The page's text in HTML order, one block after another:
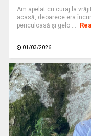
Am apelat cu curaj la
acasă, deoarece era
periculoasă şi gelo ...
01/03/2026